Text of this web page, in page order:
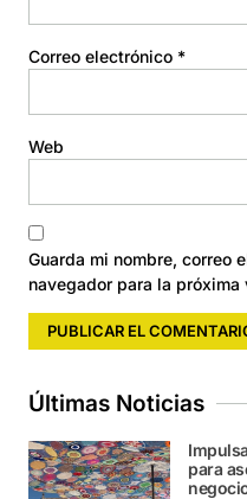
Últimas Noticias
para
Correo electrónico *
Web
Guarda mi nombre, correo
navegador para la próxima